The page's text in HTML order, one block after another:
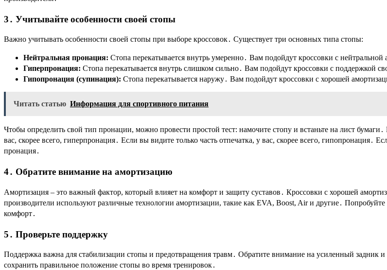
3․ Учитывайте особенности своей стопы
Важно учитывать особенности своей стопы при выборе кроссовок․ Существует три основных типа стопы:
Нейтральная пронация: Стопа перекатывается внутрь умеренно․ Вам подойдут кроссовки с нейтральной
Гиперпронация: Стопа перекатывается внутрь слишком сильно․ Вам подойдут кроссовки с поддержкой
Гипопронация (супинация): Стопа перекатывается наружу․ Вам подойдут кроссовки с хорошей
Читать статью Информация для спортивного питания
Чтобы определить свой тип пронации, можно провести простой тест: намочите стопу и встаньте на лист
вас, скорее всего, гиперпронация․ Если вы видите только часть отпечатка, у вас, скорее всего, гипопронация․
пронация․
4․ Обратите внимание на амортизацию
Амортизация – это важный фактор, который влияет на комфорт и защиту суставов․ Кроссовки с хорошей
производители используют различные технологии амортизации, такие как EVA, Boost, Air и другие․
комфорт․
5․ Проверьте поддержку
Поддержка важна для стабилизации стопы и предотвращения травм․ Обратите внимание на усиленный задник
сохранить правильное положение стопы во время тренировок․